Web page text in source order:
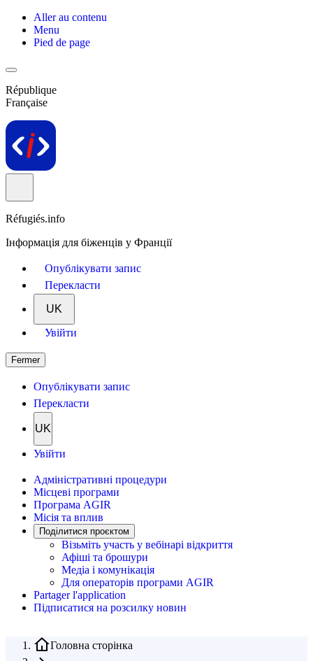
Aller au contenu
Menu
Pied de page
République
Française
Réfugiés.info
Інформація для біженців у Франції
Опублікувати запис
Перекласти
UK
Увійти
Fermer
Опублікувати запис
Перекласти
UK
Увійти
Адміністративні процедури
Місцеві програми
Програма AGIR
Місія та вплив
Поділитися проєктом
Візьміть участь у вебінарі відкриття
Афіші та брошури
Медіа і комунікація
Для операторів програми AGIR
Partager l'application
Підписатися на розсилку новин
Головна сторінка